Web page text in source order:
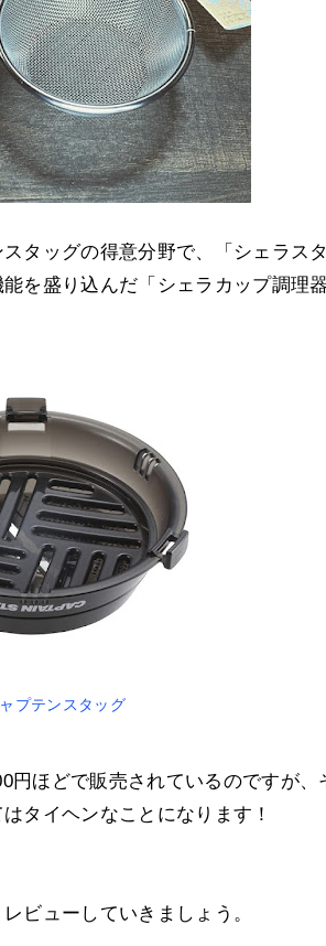
タッグの得意分野で、「シェラス
を盛り込んだ「シェラカップ調理器
プテンスタッグ
ほどで販売されているのですが、
タイヘンなことになります！
ビューしていきましょう。